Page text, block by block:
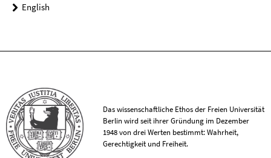
English
Das wissenschaftliche Ethos der Freien Universität
Berlin wird seit ihrer Gründung im Dezember
1948 von drei Werten bestimmt: Wahrheit,
Gerechtigkeit und Freiheit.